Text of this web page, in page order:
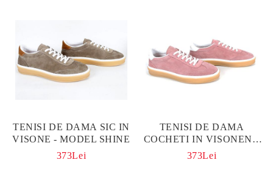
TENISI DE DAMA SIC IN
VISONE - MODEL SHINE
373Lei
TENISI DE DAMA
COCHETI IN VISONENO
CU ACCENTE DE
373Lei